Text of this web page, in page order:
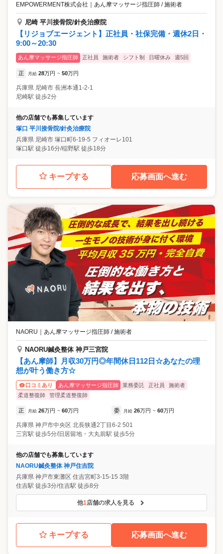
EMPOWERMENT株式会社 ｜ あん摩マッサージ指圧師 / 施術者
尼崎 平川接骨院/針灸治療院
【リジョブエージェント】正社員・社保完備・週休2日・
9:00～20:30
あん摩マッサージ指圧師 正社員 施術者 シフト制 日曜休み 週5回
正 月給 28万円 ~ 50万円
兵庫県 尼崎市 長洲本通1-2-1
尼崎駅 徒歩2分
他の店舗でも募集しています
塚口 平川接骨院/針灸治療院
兵庫県 尼崎市 塚口町6-19-5 フィオーレ101
塚口駅 徒歩16分/稲野駅 徒歩18分
キープする 応募画面へ進む
NAORU あん摩マッサージ指圧師 / 施術者
NAORU鍼灸整体 神戸三宮院
【あん摩師】月収30万円◎年間休日112日☆あなたの理
想が叶う働き方☆
口コミあり あん摩マッサージ指圧師 業務委託 正社員
施術者
柔道整復師
管理柔道整復師
正 月給 26万円 ~ 60万円 委 月給 26万円 ~ 60万円
兵庫県 神戸市中央区 北長狭通2丁目6-2 501
三宮駅 徒歩5分/旧居留地・大丸前駅 徒歩5分
他の店舗でも募集しています
NAORU鍼灸整体 神戸住吉院
兵庫県 神戸市東灘区 住吉宮町3-15-15 3階
住吉駅 徒歩3分/住吉駅 徒歩8分
他1店舗の求人を見る
キープする 応募画面へ進む